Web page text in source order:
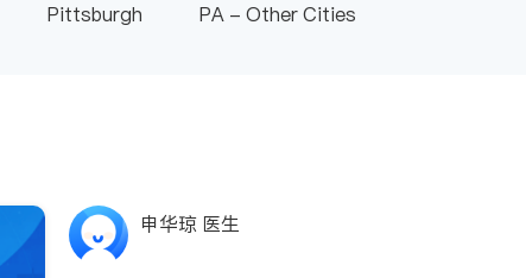
Pittsburgh PA - Other Cities
申华琼 医生